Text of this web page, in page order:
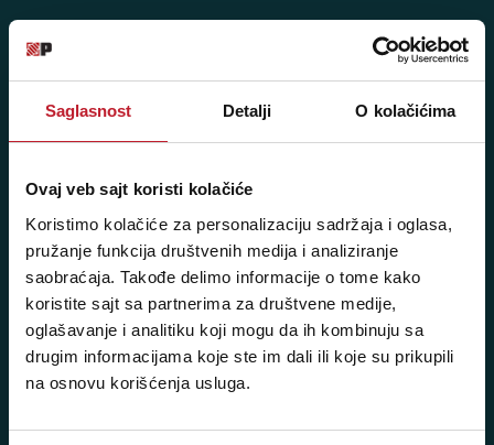
Saglasnost Detalji O kolačićima
Ovaj veb sajt koristi kolačiće
Koristimo kolačiće za personalizaciju sadržaja i oglasa,
pružanje funkcija društvenih medija i analiziranje
saobraćaja. Takođe delimo informacije o tome kako
koristite sajt sa partnerima za društvene medije,
oglašavanje i analitiku koji mogu da ih kombinuju sa
drugim informacijama koje ste im dali ili koje su prikupili
na osnovu korišćenja usluga.
11103 Beograd, Srbija
Pozovite nas: +381 11 33-47-615
Sms/Viber/WhatsApp
060/6470116
NAŠE PRODAVNICE
Beograd - Svetogorska 9
Telefoni: